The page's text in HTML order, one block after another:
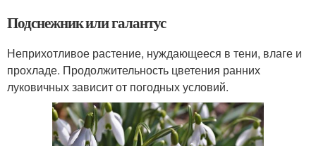
Подснежник или галантус
Неприхотливое растение, нуждающееся в тени, влаге и
прохладе. Продолжительность цветения ранних
луковичных зависит от погодных условий.